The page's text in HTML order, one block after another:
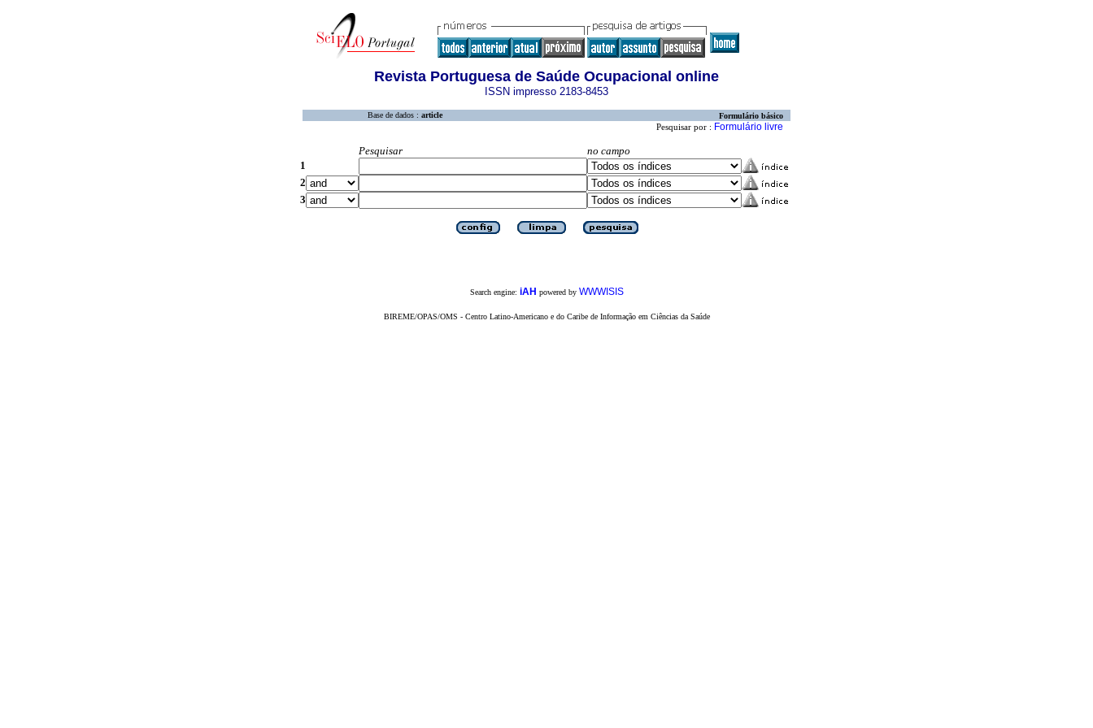
Revista Portuguesa de Saúde Ocupacional online
ISSN impresso 2183-8453
Base de dados : article Formulário básico
Pesquisar por : Formulário livre
Pesquisar
no campo
1
2
3
Search engine: iAH powered by WWWISIS
BIREME/OPAS/OMS - Centro Latino-Americano e do Caribe de Informação em Ciências da Saúde